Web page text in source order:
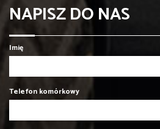
NAPISZ DO NAS
Imię
Telefon komórkowy